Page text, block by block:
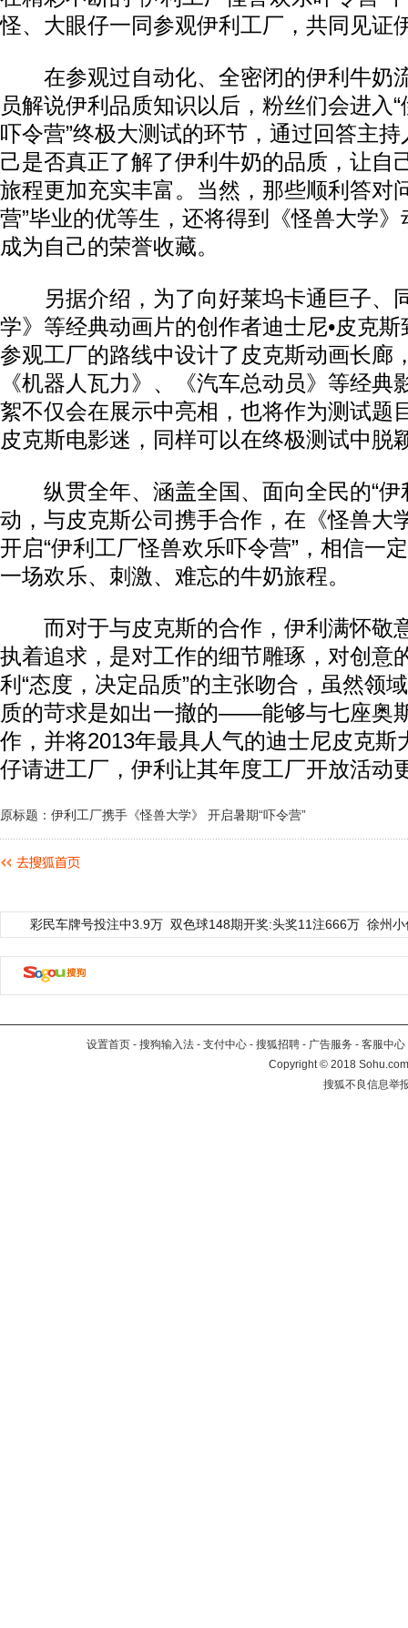
怪、大眼仔一同参观伊利工厂，共同见证
在参观过自动化、全密闭的伊利牛奶
员解说伊利品质知识以后，粉丝们会进入
吓令营”终极大测试的环节，通过回答主
己是否真正了解了伊利牛奶的品质，让自
旅程更加充实丰富。当然，那些顺利答对
营”毕业的优等生，还将得到《怪兽大学
成为自己的荣誉收藏。
另据介绍，为了向好莱坞卡通巨子、
学》等经典动画片的创作者迪士尼•皮克
参观工厂的路线中设计了皮克斯动画长廊
《机器人瓦力》、《汽车总动员》等经典
絮不仅会在展示中亮相，也将作为测试
皮克斯电影迷，同样可以在终极测试中脱
纵贯全年、涵盖全国、面向全民的“伊
动，与皮克斯公司携手合作，在《怪兽大
开启“伊利工厂怪兽欢乐吓令营”，相信一
一场欢乐、刺激、难忘的牛奶旅程。
而对于与皮克斯的合作，伊利满怀敬
执着追求，是对工作的细节雕琢，对创意
利“态度，决定品质”的主张吻合，虽然领
质的苛求是如出一撤的——能够与七座奥
作，并将2013年最具人气的迪士尼皮克斯
仔请进工厂，伊利让其年度工厂开放活动
原标题：伊利工厂携手《怪兽大学》 开启暑期“吓令营”
彩民车牌号投注中3.9万 双色球148期开奖:头奖11注666万 徐州
设置首页 - 搜狗输入法 - 支付中心 - 搜狐招聘 - 广告服务 - 客服中心
Copyright©2018
搜狐不良信息举